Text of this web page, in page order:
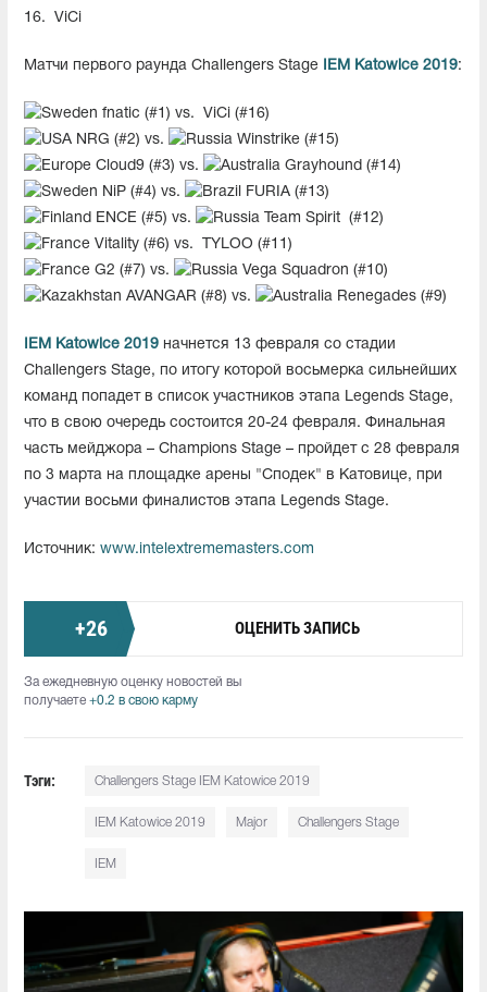
16.
ViCi
Матчи первого раунда Challengers Stage IEM Katowice 2019:
fnatic (#1) vs.
ViCi (#16)
NRG (#2) vs.
Winstrike (#15)
Cloud9 (#3) vs.
Grayhound (#14)
NiP (#4) vs.
FURIA (#13)
ENCE (#5) vs.
Team Spirit (#12)
Vitality (#6) vs.
TYLOO (#11)
G2 (#7) vs.
Vega Squadron (#10)
AVANGAR (#8) vs.
Renegades (#9)
IEM Katowice 2019 начнется 13 февраля со стадии
Challengers Stage, по итогу которой восьмерка сильнейших
команд попадет в список участников этапа Legends Stage,
что в свою очередь состоится 20-24 февраля. Финальная
часть мейджора – Champions Stage – пройдет с 28 февраля
по 3 марта на площадке арены "Сподек" в Катовице, при
участии восьми финалистов этапа Legends Stage.
Источник: www.intelextrememasters.com
+26 ОЦЕНИТЬ ЗАПИСЬ
За ежедневную оценку новостей вы
получаете +0.2 в свою карму
Тэги: Challengers Stage IEM Katowice 2019
IEM Katowice 2019 Major Challengers Stage
IEM